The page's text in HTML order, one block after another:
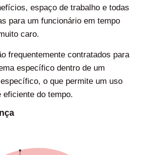
espaço de trabalho e todas
para um funcionário em tempo
caro.
frequentemente contratados para
específico dentro de um
o que permite um uso
eficiente do tempo.